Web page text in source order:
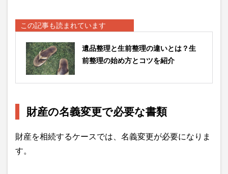
この記事も読まれています
遺品整理と生前整理の違いとは？生
前整理の始め方とコツを紹介
財産の名義変更で必要な書類
財産を相続するケースでは、名義変更が必要になりま
す。